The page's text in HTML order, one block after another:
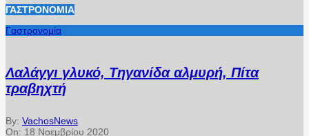
ΓΑΣΤΡΟΝΟΜΊΑ
Γαστρονομία
Λαλάγγι γλυκό, Τηγανίδα αλμυρή, Πίτα
τραβηχτή
By: VachosNews
On: 18 Νοεμβρίου 2020